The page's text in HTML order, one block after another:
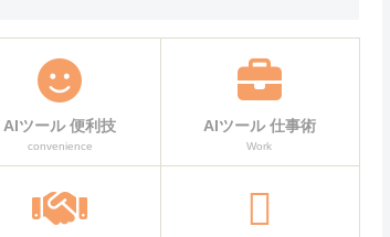
AIツール 便利技
convenience
AIツール 仕事術
Work